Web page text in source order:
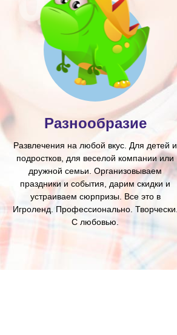
Разнообразие
Развлечения на любой вкус. Для детей и
подростков, для веселой компании или
дружной семьи. Организовываем
праздники и события, дарим скидки и
устраиваем сюрпризы. Все это в
Игроленд. Профессионально. Творчески.
С любовью.